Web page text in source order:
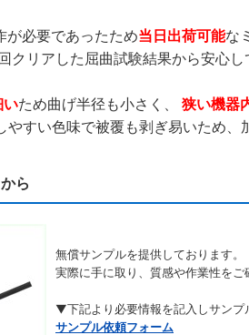
が必要であったため当日出荷可能な
した屈曲試験結果から安心し
いため曲げ半径も小さく、 狭い機器
色味で被覆も剥ぎ易いため、加
ら
無償サンプルを提供しております。
実際に手に取り、質感や作業性をご
▼下記より必要情報を記入しサンプ
サンプル依頼フォーム